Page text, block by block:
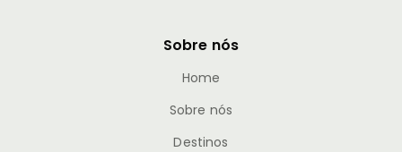
Sobre nós
Home
Sobre nós
Destinos